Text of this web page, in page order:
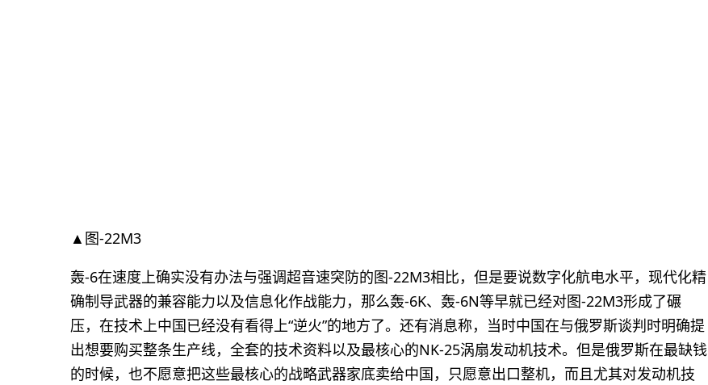
▲图-22M3
轰-6在速度上确实没有办法与强调超音速突防的图-22M3相比，但是要说数字化航电水平，现代化精
确制导武器的兼容能力以及信息化作战能力，那么轰-6K、轰-6N等早就已经对图-22M3形成了碾
压，在技术上中国已经没有看得上“逆火”的地方了。还有消息称，当时中国在与俄罗斯谈判时明确提
出想要购买整条生产线，全套的技术资料以及最核心的NK-25涡扇发动机技术。但是俄罗斯在最缺钱
的时候，也不愿意把这些最核心的战略武器家底卖给中国，只愿意出口整机，而且尤其对发动机技